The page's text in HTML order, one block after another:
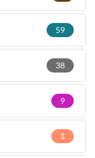
59
38
9
1